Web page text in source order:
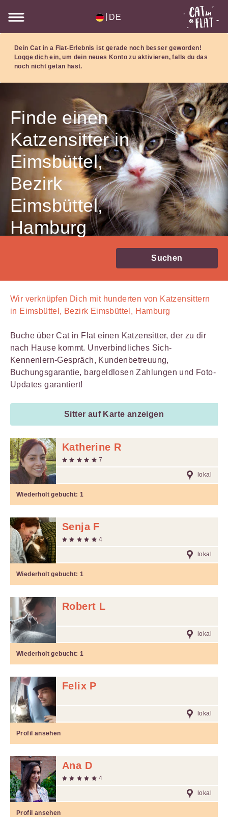
DE
Dein Cat in a Flat-Erlebnis ist gerade noch besser geworden!
Logge dich ein, um dein neues Konto zu aktivieren, falls du das
noch nicht getan hast.
Finde einen
Katzensitter in
Eimsbüttel,
Bezirk
Eimsbüttel,
Hamburg
Suchen
Wir verknüpfen Dich mit hunderten von Katzensittern
in Eimsbüttel, Bezirk Eimsbüttel, Hamburg
Buche über Cat in Flat einen Katzensitter, der zu dir
nach Hause kommt. Unverbindliches Sich-
Kennenlern-Gespräch, Kundenbetreuung,
Buchungsgarantie, bargeldlosen Zahlungen und Foto-
Updates garantiert!
Sitter auf Karte anzeigen
Katherine R
7
lokal
Wiederholt gebucht:1
Senja F
4
lokal
Wiederholt gebucht:1
Robert L
lokal
Wiederholt gebucht:1
Felix P
lokal
Profil ansehen
Ana D
4
lokal
Profil ansehen